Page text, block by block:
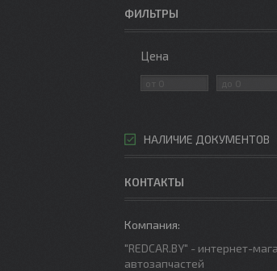
ФИЛЬТРЫ
Цена
НАЛИЧИЕ ДОКУМЕНТОВ
КОНТАКТЫ
"REDCAR.BY" - интернет-
автозапчастей